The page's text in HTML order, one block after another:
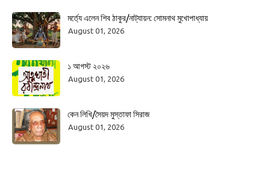
মর্ত্যে এলেন শিব ঠাকুর/নাট্যায়ন: সোমনাথ মুখোপাধ্যায়
August 01, 2026
১ আগস্ট ২০২৬
August 01, 2026
কেন লিখি/সৈয়দ মুস্তাফা সিরাজ
August 01, 2026